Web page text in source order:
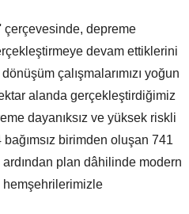
çerçevesinde, depreme
devam ettiklerini
çalışmalarımızı yoğun
alanda gerçekleştirdiğimiz
dayanıksız ve yüksek riskli
birimden oluşan 741
ardından plan dâhilinde modern
hemşehrilerimizle